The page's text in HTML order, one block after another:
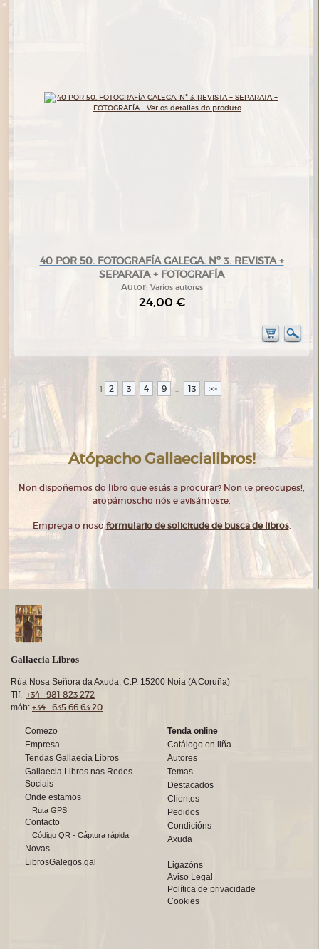
40 POR 50. FOTOGRAFÍA GALEGA. Nº 3. REVISTA +
SEPARATA + FOTOGRAFÍA
Autor: Varios autores
24,00 €
1 2 3 4 9 ... 13 >>
Atópacho Gallaecialibros!
Non dispoñemos do libro que estás a procurar? Non te preocupes!,
atopámoscho nós e avisámoste.
Emprega o nosoformulario de solicitude de busca de libros.
Gallaecia Libros
Rúa Nosa Señora da Axuda, C.P. 15200 Noia (A Coruña)
Tlf: +34 981 823 272
mób: +34 635 66 63 20
Comezo
Empresa
Tendas Gallaecia Libros
Gallaecia Libros nas Redes
Sociais
Onde estamos
Ruta GPS
Contacto
Código QR - Cáptura rápida
Novas
LibrosGalegos.gal
Tenda online
Catálogo en liña
Autores
Temas
Destacados
Clientes
Pedidos
Condicións
Axuda
Ligazóns
Aviso Legal
Política de privacidade
Cookies